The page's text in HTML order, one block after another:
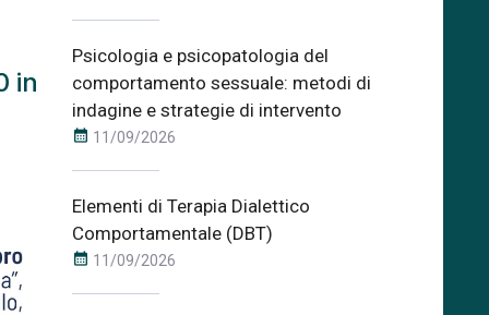
in
Psicologia e psicopatologia del
comportamento sessuale: metodi di
indagine e strategie di intervento
calendar_month 11/09/2026
Elementi di Terapia Dialettico
Comportamentale (DBT)
calendar_month 11/09/2026